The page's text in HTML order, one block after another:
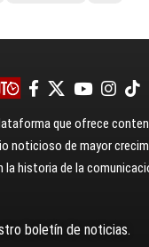
que ofrece
noticioso de mayor
la historia de la
boletín de noticias.